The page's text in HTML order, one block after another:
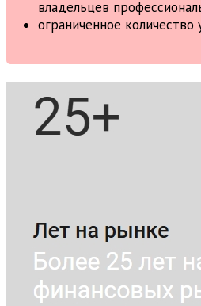
владельцев
ограниченное